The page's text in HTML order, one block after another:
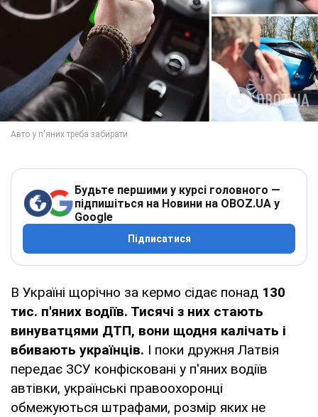
Будьте першими у курсі головного —
підпишіться на Новини на OBOZ.UA у
Google
Підписатися
В Україні щорічно за кермо сідає понад 130
тис. п'яних водіїв. Тисячі з них стають
винуватцями ДТП, вони щодня калічать і
вбивають українців. І поки дружня Латвія
передає ЗСУ конфісковані у п'яних водіїв
автівки, українські правоохоронці
обмежуються штрафами, розмір яких не